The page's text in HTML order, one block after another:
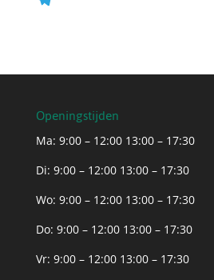
Openingstijden
Ma: 9:00 – 12:00 13:00 – 17:30
Di: 9:00 – 12:00 13:00 – 17:30
Wo: 9:00 – 12:00 13:00 – 17:30
Do: 9:00 – 12:00 13:00 – 17:30
Vr: 9:00 – 12:00 13:00 – 17:30